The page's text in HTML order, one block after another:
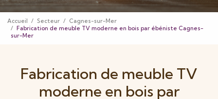
Accueil Secteur
Cagnes-sur-Mer
Fabrication de meuble TV moderne en bois par ébéniste Cagnes-
sur-Mer
Fabrication de meuble TV
moderne en bois par